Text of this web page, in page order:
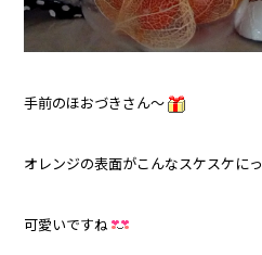
手前のほおづきさん～
オレンジの表面がこんなスケスケにっ
可愛いですね